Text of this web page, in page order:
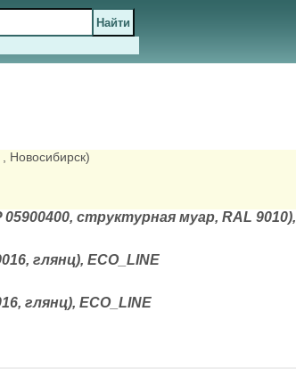
, Новосибирск)
структурная муар, RAL 9010),
глянц), ECO_LINE
глянц), ECO_LINE